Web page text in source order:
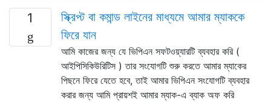
1
স্ক্রিপ্ট বা কমান্ড লাইনের মাধ্যমে আমার ম্যাককে
ফিরে যান
আমি কাজের জন্য যে ভিপিএন সফটওয়্যারটি ব্যবহার করি (
আইপিসিকিউরিটিস ) তার সংযোগটি শুরু করতে আমার ম্যাকের
পিছনে ফিরে যেতে হবে, তাই আমার ভিপিএন সংযোগটি ব্যবহার
করার জন্য আমি প্রায়শই আমার ম্যাক-এ ব্যাক অফ করি